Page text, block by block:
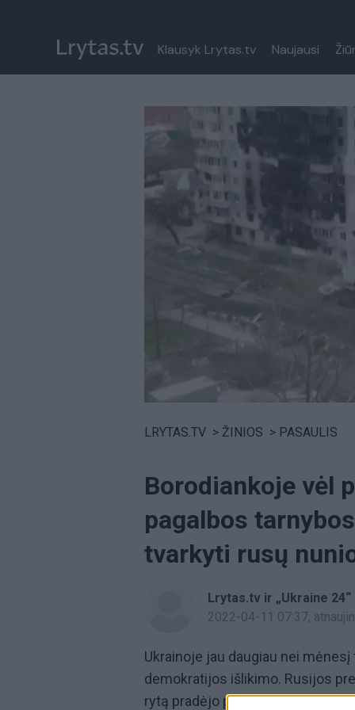
Klausyk Lrytas.tv Naujausi
Paremkite Ukrainą
LRYTAS.TV > ŽINIOS > PASAULIS
Borodiankoje vėl
pagalbos
tvarkyti rusų
Lrytas.tv ir „Ukraine 24“
2022-04-11 07:37,
Ukrainoje jau daugiau nei
demokratijos išlikimo. Rusijos
rytą pradėjo plataus masto